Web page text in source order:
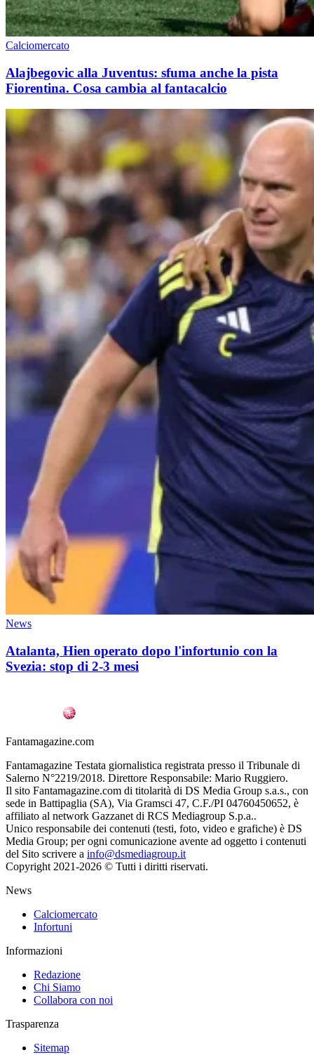
Calciomercato
Alajbegovic alla Juventus: sfuma anche la pista
Fiorentina. Cosa cambia al fantacalcio
News
Atalanta, Hien operato dopo l'infortunio con la
Svezia: stop di 2-3 mesi
Fantamagazine.com
Fantamagazine Testata giornalistica registrata presso il Tribunale di
Salerno N°2219/2018. Direttore Responsabile: Mario Ruggiero.
Il sito Fantamagazine.com di titolarità di DS Media Group s.a.s., con
sede in Battipaglia (SA), Via Gramsci 47, C.F./PI 04760450652, è
affiliato al network Gazzanet di RCS Mediagroup S.p.a..
Unico responsabile dei contenuti (testi, foto, video e grafiche) è DS
Media Group; per ogni comunicazione avente ad oggetto i contenuti
del Sito scrivere a info@dsmediagroup.it
Copyright 2021-2026 © Tutti i diritti riservati.
News
Calciomercato
Infortuni
Informazioni
Redazione
Chi Siamo
Collabora con noi
Trasparenza
Sitemap